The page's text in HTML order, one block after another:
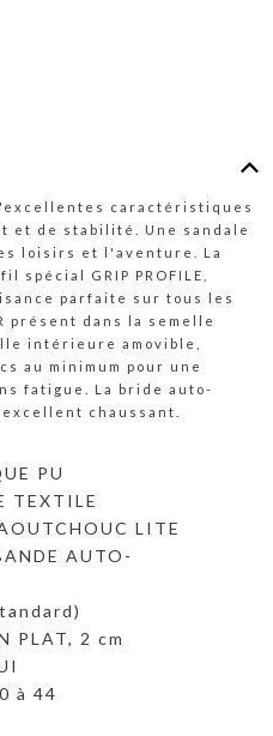
caractéristiques
et de stabilité. Une sandale
loisirs et l'aventure. La
GRIP PROFILE,
parfaite sur tous les
présent dans la semelle
intérieure amovible,
au minimum pour une
fatigue. La bride auto-
chaussant.
PU
TEXTILE
LITE
AUTO-
PLAT, 2 cm
à 44